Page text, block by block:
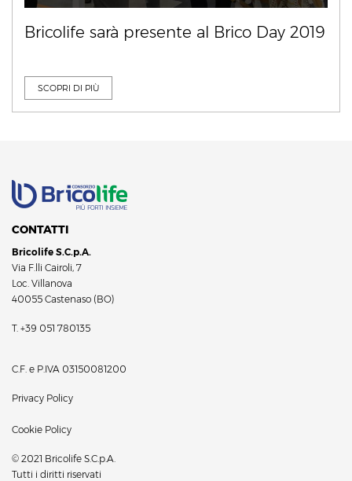
Bricolife sarà presente al Brico Day 2019
SCOPRI DI PIÙ
CONTATTI
Bricolife S.C.p.A.
Via F.lli Cairoli, 7
Loc. Villanova
40055 Castenaso (BO)
T. +39 051 780135
C.F. e P.IVA 03150081200
Privacy Policy
Cookie Policy
© 2021 Bricolife S.C.p.A.
Tutti i diritti riservati